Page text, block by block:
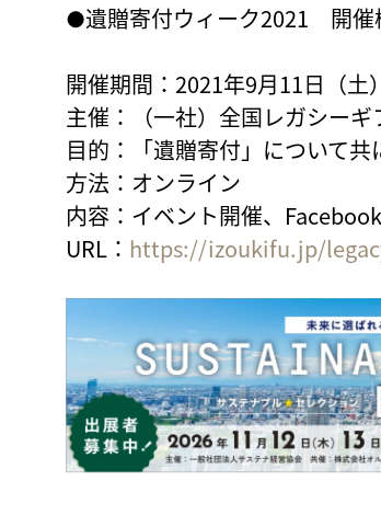
●遺贈寄付ウィーク2021 開催
開催期間：2021年9月11日（土
主催：（一社）全国レガシーギ
目的：「遺贈寄付」について
方法：オンライン
内容：イベント開催、
URL： https://izoukifu.jp/